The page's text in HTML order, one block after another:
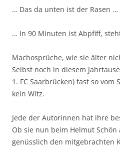
… Das da unten ist der Rasen …
… In 90 Minuten ist Abpfiff,
Machosprüche, wie sie älter
Selbst noch in diesem
1. FC Saarbrücken) fast so
kein Witz.
Jede der Autorinnen hat ihre
Ob sie nun beim Helmut
genüsslich den mitgebrachten